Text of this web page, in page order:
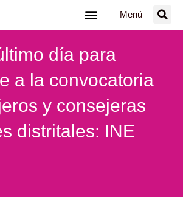
Menú
día para
a la convocatoria
y consejeras
distritales: INE